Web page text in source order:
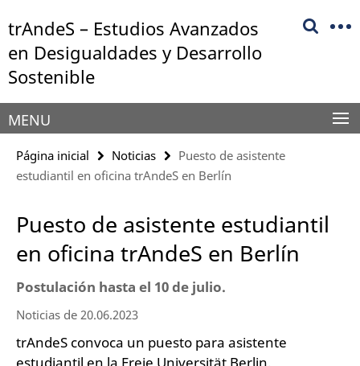
direkt
zu
Inhalt
trAndeS – Estudios Avanzados
en Desigualdades y Desarrollo
Sostenible
Herramientas
de
navegación
MENU
Página inicial Noticias
Puesto de asistente
estudiantil en oficina trAndeS en Berlín
Puesto de asistente estudiantil
en oficina trAndeS en Berlín
Postulación hasta el 10 de julio.
Noticias de 20.06.2023
trAndeS convoca un puesto para asistente